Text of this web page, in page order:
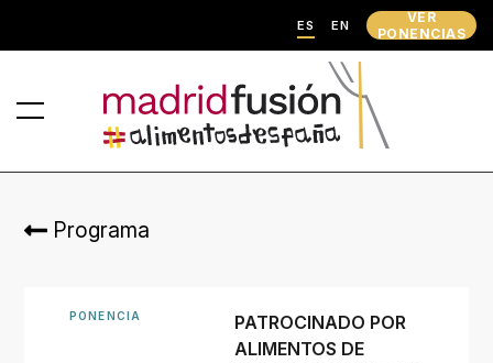
ES EN
VER
PONENCIAS
Programa
PONENCIA
PATROCINADO POR
ALIMENTOS DE